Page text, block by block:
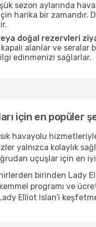
sezon aylarında
harika bir zamandır.
doğal rezervleri
alanlar ve seralar
edinmenizi sağlarlar.
için en popüler
havayolu
yalnızca kolaylık
uçuşlar için en
birinden Lady
programı ve
Elliot Islan'i